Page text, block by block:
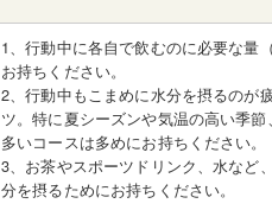
1、行動中に各自で飲むのに必要な量
お持ちください。
2、行動中もこまめに水分を摂るのが
ツ。特に夏シーズンや気温の高い季
多いコースは多めにお持ちください。
3、お茶やスポーツドリンク、水など
分を摂るためにお持ちください。